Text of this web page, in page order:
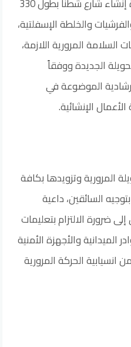
والخلطة الإسفلتية،
السلامة المرورية اللازمة،
الجديدة ووفقاً
الموضوعة في
الإنشائية.
المرورية وتزويدها بكافة
السائقين، داعية
ضرورة الالتزام بتعليمات
الميدانية والأجهزة الأمنية
الحركة المرورية